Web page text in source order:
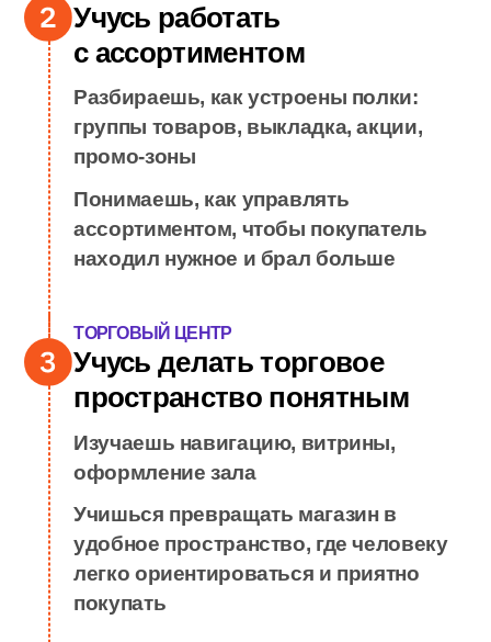
Наблюдаешь, как люди выбирают: по
цене, бренду, привычке,
расположению товара
Учишься замечать потребности
клиентов и понимать, почему
выглядит именно так
Учусь работать
с ассортиментом
группы товаров, выкладка, акции,
промо-зоны
Понимаешь, как управлять
ассортиментом, чтобы покупатель
находил нужное и брал больше